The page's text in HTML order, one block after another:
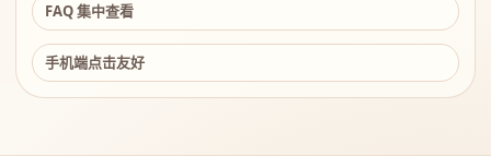
FAQ 集中查看
手机端点击友好